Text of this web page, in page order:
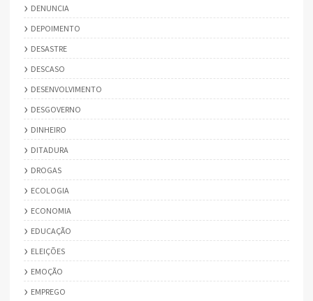
DENUNCIA
DEPOIMENTO
DESASTRE
DESCASO
DESENVOLVIMENTO
DESGOVERNO
DINHEIRO
DITADURA
DROGAS
ECOLOGIA
ECONOMIA
EDUCAÇÃO
ELEIÇÕES
EMOÇÃO
EMPREGO